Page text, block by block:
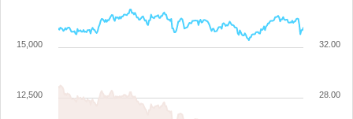
12,500
15,000
28.00
32.00